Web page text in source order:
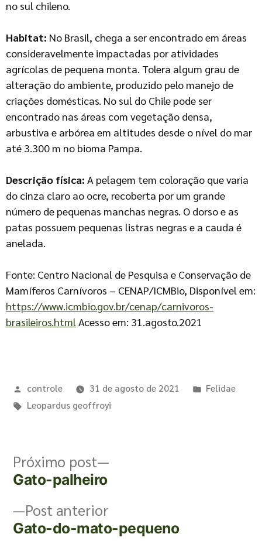
no sul chileno.
Habitat: No Brasil, chega a ser encontrado em áreas
consideravelmente impactadas por atividades
agrícolas de pequena monta. Tolera algum grau de
alteração do ambiente, produzido pelo manejo de
criações domésticas. No sul do Chile pode ser
encontrado nas áreas com vegetação densa,
arbustiva e arbórea em altitudes desde o nível do mar
até 3.300 m no bioma Pampa.
Descrição física: A pelagem tem coloração que varia
do cinza claro ao ocre, recoberta por um grande
número de pequenas manchas negras. O dorso e as
patas possuem pequenas listras negras e a cauda é
anelada.
Fonte: Centro Nacional de Pesquisa e Conservação de
Mamíferos Carnívoros – CENAP/ICMBio, Disponível em:
https://www.icmbio.gov.br/cenap/carnivoros-
brasileiros.html Acesso em: 31.agosto.2021
controle 31 de agosto de 2021
Felidae
Leopardus geoffroyi
Post anterior
Gato-do-mato-pequeno
Próximo post
Gato-palheiro